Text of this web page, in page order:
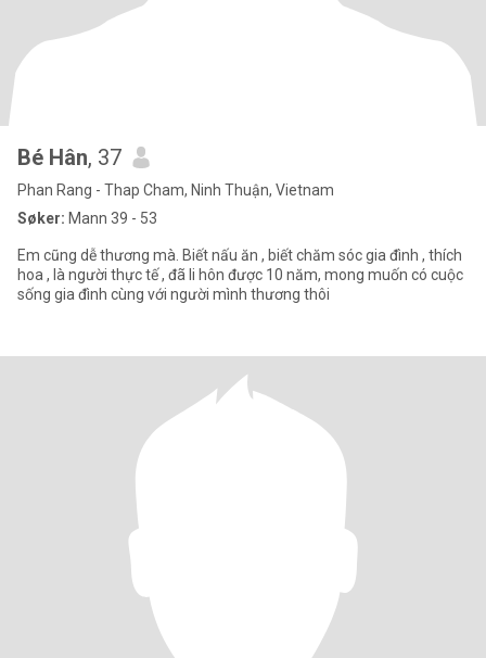
Bé Hân, 37
Phan Rang - Thap Cham, Ninh Thuận, Vietnam
Søker: Mann 39 - 53
Em cũng dễ thương mà. Biết nấu ăn , biết chăm sóc gia đình , thích
hoa , là người thực tế , đã li hôn được 10 năm, mong muốn có cuộc
sống gia đình cùng với người mình thương thôi